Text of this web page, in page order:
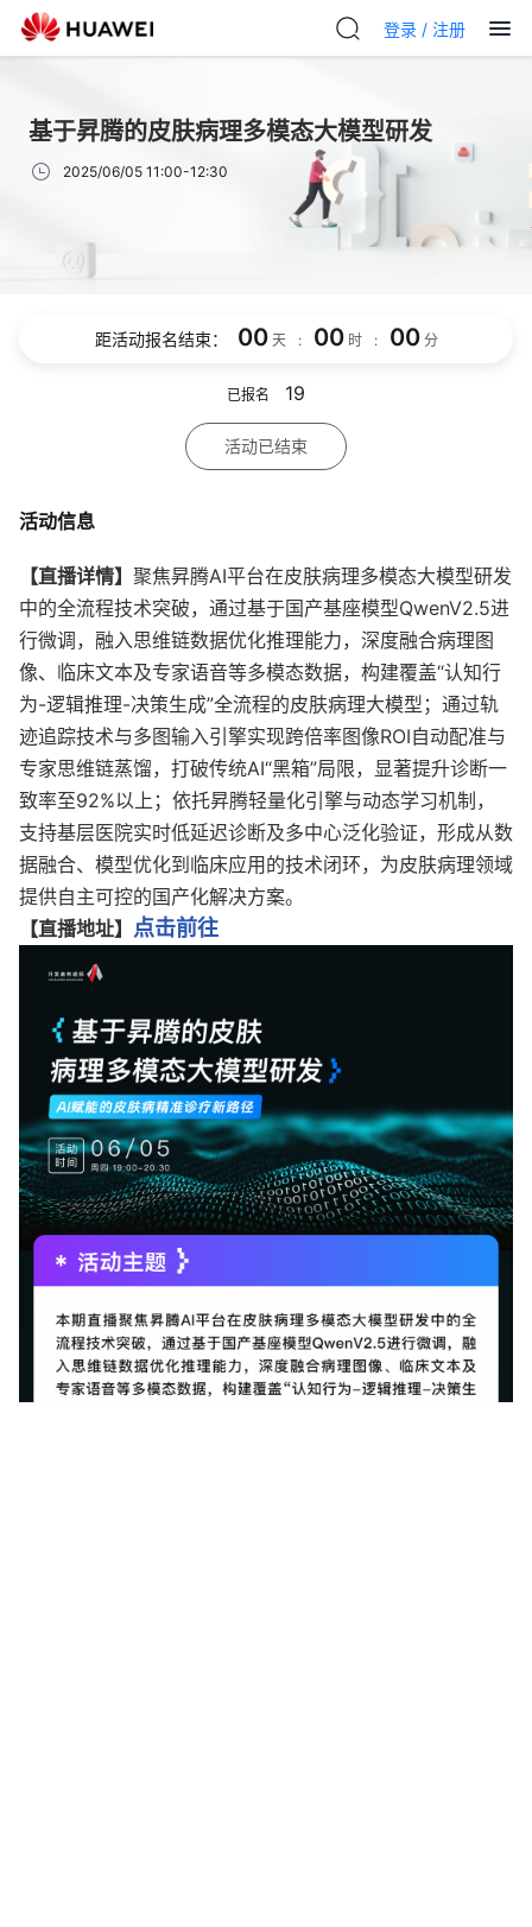
登录 / 注册
基于昇腾的皮肤病理多模态大模型研发
2025/06/05 11:00-12:30
活动已结束
已报名 19
距活动报名结束： 00天 : 00时 : 00分
活动信息
【直播详情】 聚焦昇腾AI平台在皮肤病理多模态大模型研发
中的全流程技术突破，通过基于国产基座模型QwenV2.5进
行微调，融入思维链数据优化推理能力，深度融合病理图
像、临床文本及专家语音等多模态数据，构建覆盖“认知行
为-逻辑推理-决策生成”全流程的皮肤病理大模型；通过轨
迹追踪技术与多图输入引擎实现跨倍率图像ROI自动配准与
专家思维链蒸馏，打破传统AI“黑箱”局限，显著提升诊断一
致率至92%以上；依托昇腾轻量化引擎与动态学习机制，
支持基层医院实时低延迟诊断及多中心泛化验证，形成从数
据融合、模型优化到临床应用的技术闭环，为皮肤病理领域
提供自主可控的国产化解决方案。
【直播地址】 点击前往